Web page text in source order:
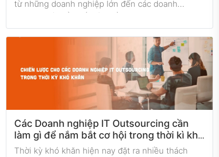
từ những doanh nghiệp lớn đến các doanh
Outsourcing, hay giao việc IT cho các đối tác
chuyên nghiệp, đã trở thành một chiến lược quan
trọng để tối ưu hóa hiệu suất và giảm chi phí. Bài
viết này sẽ khám phá cơ hội nghề nghiệp trong
lĩnh vực IT Outsourcing, đặc biệt là cho các
Các Doanh nghiệp IT Outsourcing cần
làm gì để nắm bắt cơ hội trong thời kì khó
khăn hiện nay
Thời kỳ khó khăn hiện nay đặt ra nhiều thách